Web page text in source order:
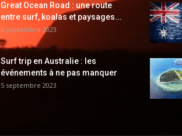
Great Ocean Road : une route
entre surf, koalas et paysages...
5 septembre 2023
Surf trip en Australie : les
événements à ne pas manquer
5 septembre 2023